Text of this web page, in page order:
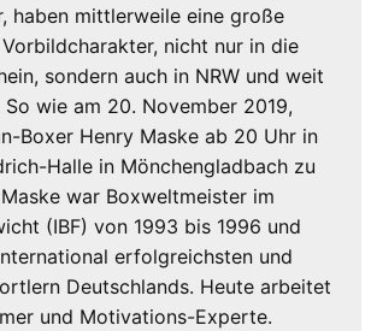
haben mittlerweile eine große
nicht nur in die
sondern auch in NRW und weit
wie am 20. November 2019,
Boxer Henry Maske ab 20 Uhr in
Halle in Mönchengladbach zu
war Boxweltmeister im
(IBF) von 1993 bis 1996 und
erfolgreichsten und
Deutschlands. Heute arbeitet
und Motivations-Experte.